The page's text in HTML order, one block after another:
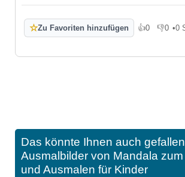
☆Zu Favoriten hinzufügen 👍0
Gefällt mir
👎0
Gefällt
•0
Das könnte Ihnen auch gefallen
Ausmalbilder von Mandala
und Ausmalen für Kinder